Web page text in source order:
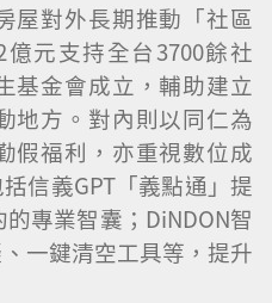
屋對外長期推動「社區
元支持全台3700餘社
基金會成立，輔助建立
地方。對內則以同仁為
假福利，亦重視數位成
信義GPT「義點通」提
專業智囊；DiNDON智
一鍵清空工具等，提升